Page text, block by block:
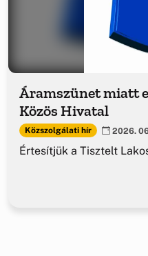
Áramszünet miatt
Közös Hivatal
Közszolgálati hír 2026.
Értesítjük a Tisztelt